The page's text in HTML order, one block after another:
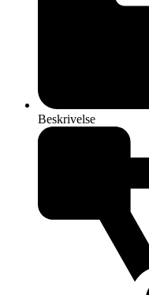
Beskrivelse